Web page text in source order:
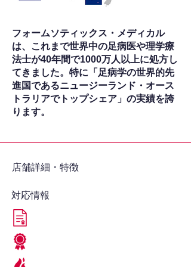
フォームソティックス・メディカル
は、これまで世界中の足病医や理学療
法士が40年間で1000万人以上に処方し
てきました。特に「足病学の世界的先
進国であるニュージーランド・オース
トラリアでトップシェア」の実績を誇
ります。
​店舗詳細・特徴
対応情報